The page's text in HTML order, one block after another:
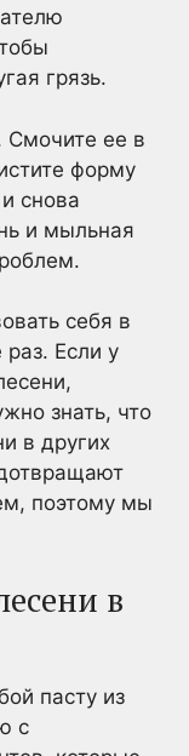
грязь.
Смочите ее в
форму
снова
и мыльная
себя в
Если у
знать, что
в других
поэтому мы
в
пасту из
с